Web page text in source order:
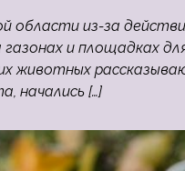
области из-за
и площадках
животных
начались […]